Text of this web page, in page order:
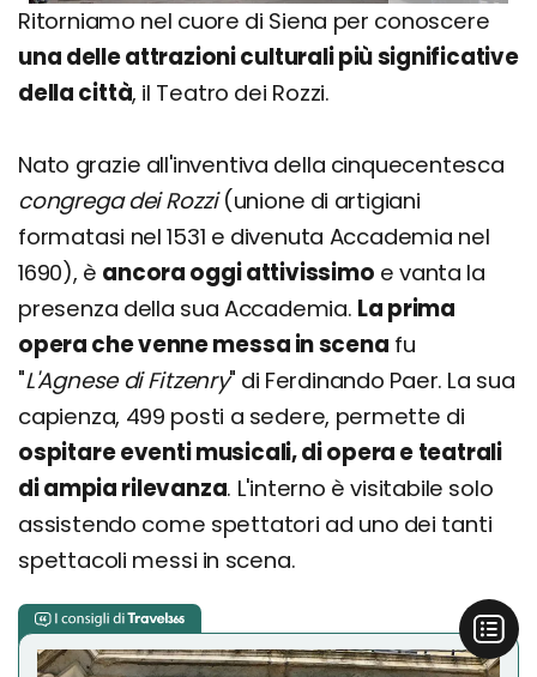
Ritorniamo nel cuore di Siena per conoscere
una delle attrazioni culturali più significative
della città, il Teatro dei Rozzi.
Nato grazie all'inventiva della cinquecentesca
congrega dei Rozzi(unione di artigiani
formatasi nel 1531 e divenuta Accademia nel
1690), è ancora oggi attivissimo e vanta la
presenza della sua Accademia. La prima
opera che venne messa in scena fu
"L'Agnese di Fitzenry" di Ferdinando Paer. La sua
capienza, 499 posti a sedere, permette di
ospitare eventi musicali, di opera e teatrali
di ampia rilevanza. L'interno è visitabile solo
assistendo come spettatori ad uno dei tanti
spettacoli messi in scena.